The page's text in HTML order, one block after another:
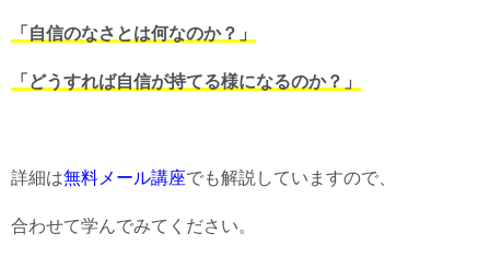
「自信のなさとは何なのか？」
「どうすれば自信が持てる様になるのか？」
詳細は無料メール講座でも解説していますので、
合わせて学んでみてください。